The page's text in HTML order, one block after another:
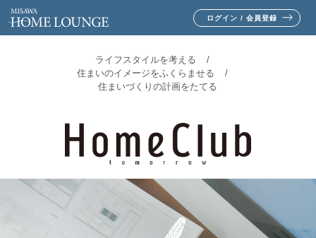
ログイン / 会員登録
ライフスタイルを考える
住まいのイメージをふくらませる
住まいづくりの計画をたてる